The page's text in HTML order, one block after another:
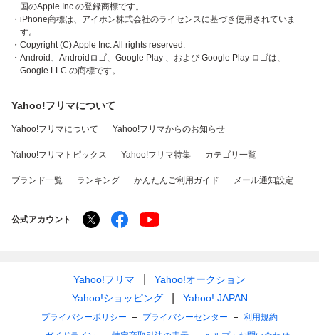
国のApple Inc.の登録商標です。
・iPhone商標は、アイホン株式会社のライセンスに基づき使用されていま
す。
・Copyright (C) Apple Inc. All rights reserved.
・Android、Androidロゴ、Google Play 、および Google Play ロゴは、
Google LLC の商標です。
Yahoo!フリマについて
Yahoo!フリマについて Yahoo!フリマからのお知らせ
Yahoo!フリマトピックス Yahoo!フリマ特集 カテゴリ一覧
ブランド一覧 ランキング かんたんご利用ガイド メール通知設定
公式アカウント
Yahoo!フリマ
Yahoo!オークション
Yahoo!ショッピング
Yahoo! JAPAN
プライバシーポリシー プライバシーセンター
利用規約